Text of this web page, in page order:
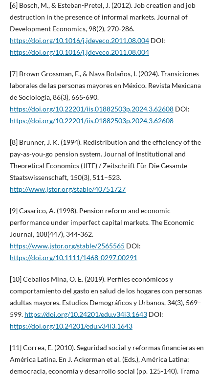
[6] Bosch, M., & Esteban-Pretel, J. (2012). Job creation and job
destruction in the presence of informal markets. Journal of
Development Economics, 98(2), 270-286.
https://doi.org/10.1016/j.jdeveco.2011.08.004DOI:
https://doi.org/10.1016/j.jdeveco.2011.08.004
[7] Brown Grossman, F., & Nava Bolaños, I. (2024). Transiciones
laborales de las personas mayores en México. Revista Mexicana
de Sociología, 86(3), 665-690.
https://doi.org/10.22201/iis.01882503p.2024.3.62608DOI:
https://doi.org/10.22201/iis.01882503p.2024.3.62608
[8] Brunner, J. K. (1994). Redistribution and the efficiency of the
pay-as-you-go pension system. Journal of Institutional and
Theoretical Economics (JITE) / Zeitschrift Für Die Gesamte
Staatswissenschaft, 150(3), 511–523.
http://www.jstor.org/stable/40751727
[9] Casarico, A. (1998). Pension reform and economic
performance under imperfect capital markets. The Economic
Journal, 108(447), 344-362.
https://www.jstor.org/stable/2565565 DOI:
https://doi.org/10.1111/1468-0297.00291
[10] Ceballos Mina, O. E. (2019). Perfiles económicos y
comportamiento del gasto en salud de los hogares con personas
adultas mayores. Estudios Demográficos y Urbanos, 34(3), 569–
599. https://doi.org/10.24201/edu.v34i3.1643DOI:
https://doi.org/10.24201/edu.v34i3.1643
[11] Correa, E. (2010). Seguridad social y reformas financieras en
América Latina. En J. Ackerman et al. (Eds.), América Latina:
democracia, economía y desarrollo social (pp. 125-140). Trama